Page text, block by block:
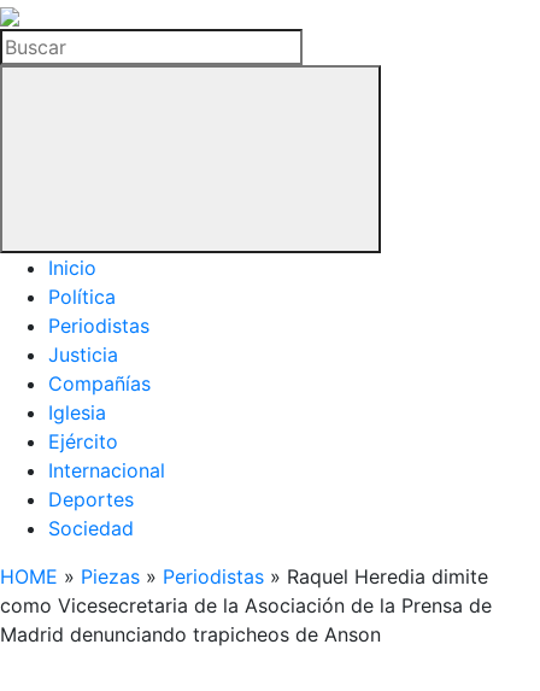
La
Hemeroteca
del
Buscar
Inicio
Política
Periodistas
Justicia
Compañías
Iglesia
Ejército
Internacional
Deportes
Sociedad
HOME » Piezas » Periodistas » Raquel Heredia dimite
como Vicesecretaria de la Asociación de la Prensa de
Madrid denunciando trapicheos de Anson